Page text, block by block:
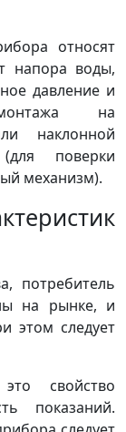
относят
напора воды,
давление и
на
наклонной
поверки
механизм).
потребитель
на рынке, и
этом следует
свойство
показаний.